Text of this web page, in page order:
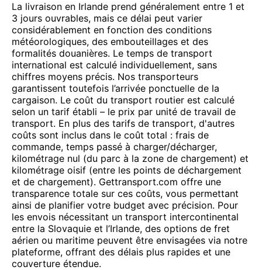
La livraison en Irlande prend généralement entre 1 et
3 jours ouvrables, mais ce délai peut varier
considérablement en fonction des conditions
météorologiques, des embouteillages et des
formalités douanières. Le temps de transport
international est calculé individuellement, sans
chiffres moyens précis. Nos transporteurs
garantissent toutefois l’arrivée ponctuelle de la
cargaison. Le coût du transport routier est calculé
selon un tarif établi – le prix par unité de travail de
transport. En plus des tarifs de transport, d'autres
coûts sont inclus dans le coût total : frais de
commande, temps passé à charger/décharger,
kilométrage nul (du parc à la zone de chargement) et
kilométrage oisif (entre les points de déchargement
et de chargement). Gettransport.com offre une
transparence totale sur ces coûts, vous permettant
ainsi de planifier votre budget avec précision. Pour
les envois nécessitant un transport intercontinental
entre la Slovaquie et l’Irlande, des options de fret
aérien ou maritime peuvent être envisagées via notre
plateforme, offrant des délais plus rapides et une
couverture étendue.